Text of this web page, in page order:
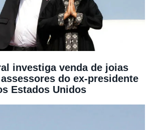
investiga venda de joias
do ex-presidente
Estados Unidos